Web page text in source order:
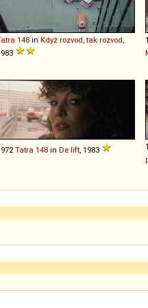
148 in Když rozvod, tak rozvod
Tatra 148 in De lift , 1983